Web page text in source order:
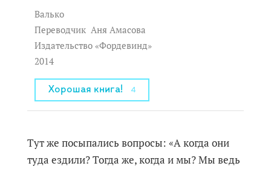
Валько
Переводчик Аня Амасова
Издательство «Фордевинд»
2014
Хорошая книга! 4
Тут же посыпались вопросы: «А когда они
туда ездили? Тогда же, когда и мы? Мы ведь